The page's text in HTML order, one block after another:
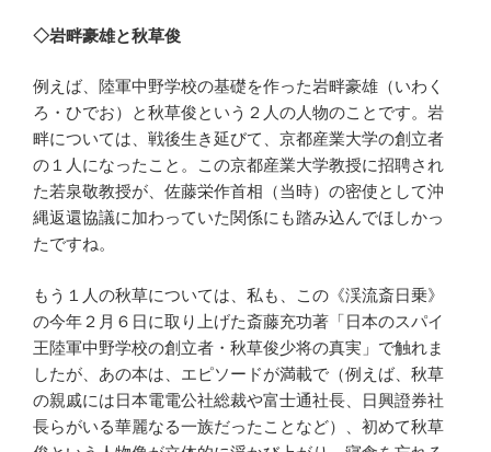
◇岩畔豪雄と秋草俊
例えば、陸軍中野学校の基礎を作った岩畔豪雄（いわく
ろ・ひでお）と秋草俊という２人の人物のことです。岩
畔については、戦後生き延びて、京都産業大学の創立者
の１人になったこと。この京都産業大学教授に招聘され
た若泉敬教授が、佐藤栄作首相（当時）の密使として沖
縄返還協議に加わっていた関係にも踏み込んでほしかっ
たですね。
もう１人の秋草については、私も、この《渓流斎日乗》
の今年２月６日に取り上げた斎藤充功著「日本のスパイ
王陸軍中野学校の創立者・秋草俊少将の真実」で触れま
したが、あの本は、エピソードが満載で（例えば、秋草
の親戚には日本電電公社総裁や富士通社長、日興證券社
長らがいる華麗なる一族だったことなど）、初めて秋草